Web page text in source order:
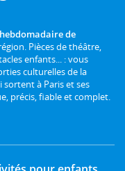
de
Pièces de théâtre,
enfants... : vous
culturelles de la
à Paris et ses
précis, fiable et complet.